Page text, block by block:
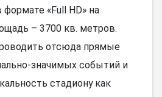
«Full HD» на
– 3700 кв. метров.
отсюда прямые
значимых событий и
стадиону как